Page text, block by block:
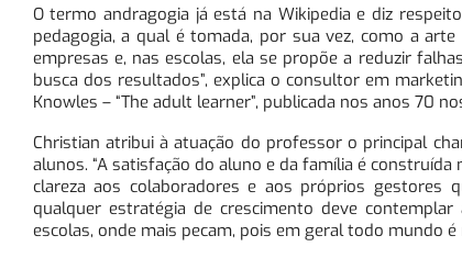
O termo andragogia já está na Wikipedia e diz
pedagogia, a qual é tomada, por sua vez, como a
empresas e, nas escolas, ela se propõe a reduzir
busca dos resultados”, explica o consultor em
Knowles – “The adult learner”, publicada nos anos 70
Christian atribui à atuação do professor o principal
alunos. “A satisfação do aluno e da família é
clareza aos colaboradores e aos próprios gestores
qualquer estratégia de crescimento deve
escolas, onde mais pecam, pois em geral todo mundo